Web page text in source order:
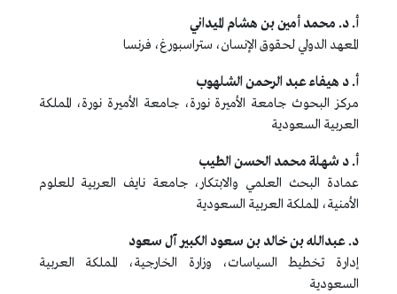
أ. د. محمد أمين بن هشام الميداني
المعهد الدولي لحقوق الإنسان، ستراسبورغ، فرنسا
أ. د هيفاء عبد الرحمن الشلهوب
مركز البحوث جامعة الأميرة نورة، جامعة الأميرة نورة، المملكة
العربية السعودية
أ. د شهلة محمد الحسن الطيب
عمادة البحث العلمي والابتكار، جامعة نايف العربية للعلوم
الأمنية، المملكة العربية السعودية
د. عبدالله بن خالد بن سعود الكبير آل سعود
إدارة تخطيط السياسات، وزارة الخارجية، المملكة العربية
السعودية